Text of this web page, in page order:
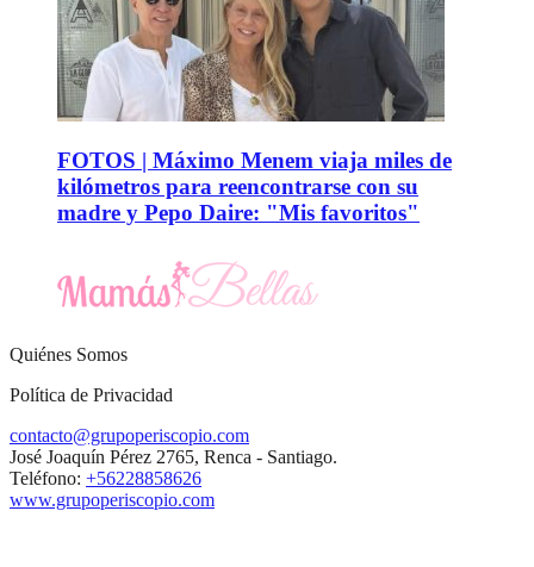
FOTOS | Máximo Menem viaja miles de
kilómetros para reencontrarse con su
madre y Pepo Daire: "Mis favoritos"
Quiénes Somos
Política de Privacidad
contacto@grupoperiscopio.com
José Joaquín Pérez 2765, Renca - Santiago.
Teléfono: +56228858626
www.grupoperiscopio.com